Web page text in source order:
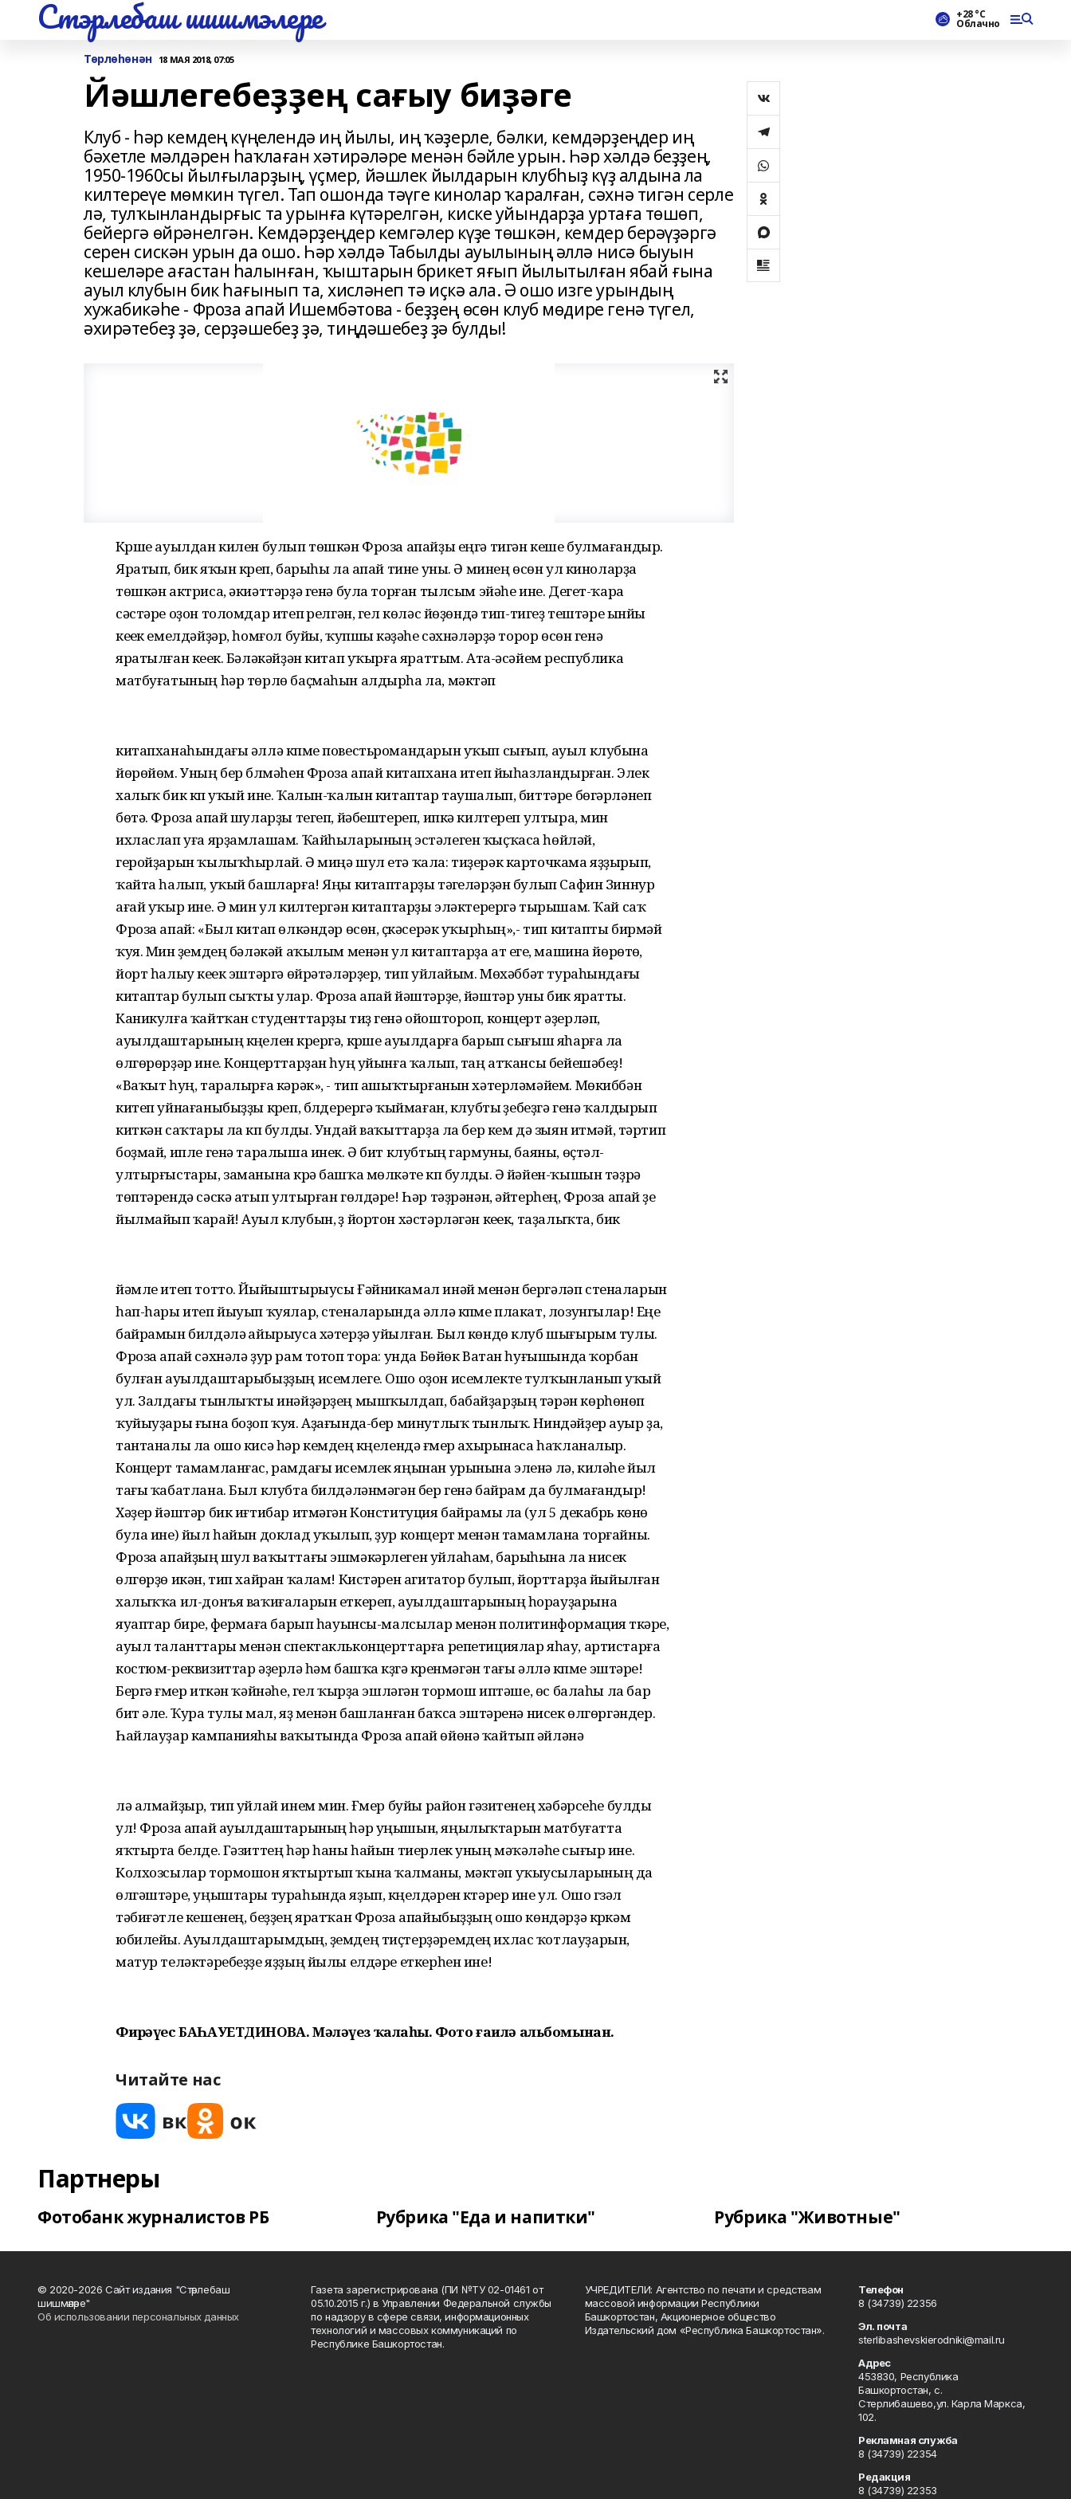
Стэрлебаш шишмэлере +28 °С
Облачно
Төрлөһөнән 18 МАЯ 2018, 07:05
Йәшлегебеҙҙең сағыу биҙәге
Клуб - һәр кемдең күңелендә иң йылы, иң ҡәҙерле, бәлки, кемдәрҙеңдер иң
бәхетле мәлдәрен һаҡлаған хәтирәләре менән бәйле урын. Һәр хәлдә беҙҙең,
1950-1960сы йылғыларҙың, үҫмер, йәшлек йылдарын клубһыҙ күҙ алдына ла
килтереүе мөмкин түгел. Тап ошонда тәүге кинолар ҡаралған, сәхнә тигән серле
лә, тулҡынландырғыс та урынға күтәрелгән, киске уйындарҙа уртаға төшөп,
бейергә өйрәнелгән. Кемдәрҙеңдер кемгәлер күҙе төшкән, кемдер берәүҙәргә
серен сискән урын да ошо. Һәр хәлдә Табылды ауылының әллә нисә быуын
кешеләре ағастан һалынған, ҡыштарын брикет яғып йылытылған ябай ғына
ауыл клубын бик һағынып та, хисләнеп тә иҫкә ала. Ә ошо изге урындың
хужабикәһе - Фроза апай Ишембәтова - беҙҙең өсөн клуб мөдире генә түгел,
әхирәтебеҙ ҙә, серҙәшебеҙ ҙә, тиңдәшебеҙ ҙә булды!
Күрше ауылдан килен булып төшкән Фроза апайҙы еңгә тигән кеше булмағандыр.
Яратып, бик яҡын күреп, барыһы ла апай тине уны. Ә минең өсөн ул киноларҙа
төшкән актриса, әкиәттәрҙә генә була торған тылсым эйәһе ине. Дегет-ҡара
сәстәре оҙон толомдар итеп үрелгән, гел көләс йөҙөндә тип-тигеҙ тештәре ынйы
кеүек емелдәйҙәр, һомғол буйы, ҡупшы кәүҙәһе сәхнәләрҙә торор өсөн генә
яратылған кеүек. Бәләкәйҙән китап уҡырға яраттым. Ата-әсәйем республика
матбуғатының һәр төрлө баҫмаһын алдырһа ла, мәктәп
китапханаһындағы әллә күпме повестьромандарын уҡып сығып, ауыл клубына
йөрөйөм. Уның бер бүлмәһен Фроза апай китапхана итеп йыһазландырған. Элек
халыҡ бик күп уҡый ине. Ҡалын-ҡалын китаптар таушалып, биттәре бөгәрләнеп
бөтә. Фроза апай шуларҙы тегеп, йәбештереп, ипкә килтереп ултыра, мин
ихласлап уға ярҙамлашам. Ҡайһыларының эстәлеген ҡыҫҡаса һөйләй,
геройҙарын ҡылыҡһырлай. Ә миңә шул етә ҡала: тиҙерәк карточкама яҙҙырып,
ҡайта һалып, уҡый башларға! Яңы китаптарҙы тәүгеләрҙән булып Сафин Зиннур
ағай уҡыр ине. Ә мин ул килтергән китаптарҙы эләктерергә тырышам. Ҡай саҡ
Фроза апай: «Был китап өлкәндәр өсөн, үҫкәсерәк уҡырһың»,- тип китапты бирмәй
ҡуя. Мин үҙемдең бәләкәй аҡылым менән ул китаптарҙа ат егеү, машина йөрөтөү,
йорт һалыу кеүек эштәргә өйрәтәләрҙер, тип уйлайым. Мөхәббәт тураһындағы
китаптар булып сыҡты улар. Фроза апай йәштәрҙе, йәштәр уны бик яратты.
Каникулға ҡайтҡан студенттарҙы тиҙ генә ойоштороп, концерт әҙерләп,
ауылдаштарының күңелен күрергә, күрше ауылдарға барып сығыш яһарға ла
өлгөрөрҙәр ине. Концерттарҙан һуң уйынға ҡалып, таң атҡансы бейешәбеҙ!
«Ваҡыт һуң, таралырға кәрәк», - тип ашыҡтырғанын хәтерләмәйем. Мөкиббән
китеп уйнағаныбыҙҙы күреп, бүлдерергә ҡыймаған, клубты үҙебеҙгә генә ҡалдырып
киткән саҡтары ла күп булды. Ундай ваҡыттарҙа ла бер кем дә зыян итмәй, тәртип
боҙмай, ипле генә таралыша инек. Ә бит клубтың гармуны, баяны, өҫтәл-
ултырғыстары, заманына күрә башҡа мөлкәте күп булды. Ә йәйен-ҡышын тәҙрә
төптәрендә сәскә атып ултырған гөлдәре! Һәр тәҙрәнән, әйтерһең, Фроза апай үҙе
йылмайып ҡарай! Ауыл клубын, үҙ йортон хәстәрләгән кеүек, таҙалыҡта, бик
йәмле итеп тотто. Йыйыштырыусы Ғәйникамал инәй менән бергәләп стеналарын
һап-һары итеп йыуып ҡуялар, стеналарында әллә күпме плакат, лозунгылар! Еңеү
байрамын билдәләү айырыуса хәтерҙә уйылған. Был көндө клуб шығырым тулы.
Фроза апай сәхнәлә ҙур рам тотоп тора: унда Бөйөк Ватан һуғышында ҡорбан
булған ауылдаштарыбыҙҙың исемлеге. Ошо оҙон исемлекте тулҡынланып уҡый
ул. Залдағы тынлыҡты инәйҙәрҙең мышҡылдап, бабайҙарҙың тәрән көрһөнөп
ҡуйыуҙары ғына боҙоп ҡуя. Аҙағында-бер минутлыҡ тынлыҡ. Ниндәйҙер ауыр ҙа,
тантаналы ла ошо кисә һәр кемдең күңелендә ғүмер ахырынаса һаҡланалыр.
Концерт тамамланғас, рамдағы исемлек яңынан урынына эленә лә, киләһе йыл
тағы ҡабатлана. Был клубта билдәләнмәгән бер генә байрам да булмағандыр!
Хәҙер йәштәр бик иғтибар итмәгән Конституция байрамы ла (ул 5 декабрь көнө
була ине) йыл һайын доклад уҡылып, ҙур концерт менән тамамлана торғайны.
Фроза апайҙың шул ваҡыттағы эшмәкәрлеген уйлаһам, барыһына ла нисек
өлгөрҙө икән, тип хайран ҡалам! Кистәрен агитатор булып, йорттарҙа йыйылған
халыҡҡа ил-донъя ваҡиғаларын еткереп, ауылдаштарының һорауҙарына
яуаптар биреү, фермаға барып һауынсы-малсылар менән политинформация үткәреү,
ауыл таланттары менән спектакльконцерттарға репетициялар яһау, артистарға
костюм-реквизиттар әҙерләү һәм башҡа күҙгә күренмәгән тағы әллә күпме эштәре!
Бергә ғүмер иткән ҡәйнәһе, гел ҡырҙа эшләгән тормош иптәше, өс балаһы ла бар
бит әле. Ҡура тулы мал, яҙ менән башланған баҡса эштәренә нисек өлгөргәндер.
Һайлауҙар кампанияһы ваҡытында Фроза апай өйөнә ҡайтып әйләнә
лә алмайҙыр, тип уйлай инем мин. Ғүмер буйы район гәзитенең хәбәрсеһе булды
ул! Фроза апай ауылдаштарының һәр уңышын, яңылыҡтарын матбуғатта
яҡтырта белде. Гәзиттең һәр һаны һайын тиерлек уның мәҡәләһе сығыр ине.
Колхозсылар тормошон яҡтыртып ҡына ҡалманы, мәктәп уҡыусыларының да
өлгәштәре, уңыштары тураһында яҙып, күңелдәрен күтәрер ине ул. Ошо гүзәл
тәбиғәтле кешенең, беҙҙең яратҡан Фроза апайыбыҙҙың ошо көндәрҙә күркәм
юбилейы. Ауылдаштарымдың, үҙемдең тиҫтерҙәремдең ихлас ҡотлауҙарын,
матур теләктәребеҙҙе яҙҙың йылы елдәре еткерһен ине!
Фирҙәүес БАҺАУЕТДИНОВА. Мәләүез ҡалаһы. Фото ғаилә альбомынан.
Читайте нас
Партнеры
Фотобанк журналистов РБ Рубрика "Еда и напитки" Рубрика "Животные"
© 2020-2026 Сайт издания "Стәрлебаш
шишмәләре"
Об использовании персональных данных
Газета зарегистрирована (ПИ №ТУ 02-01461 от
05.10.2015 г.) в Управлении Федеральной службы
по надзору в сфере связи, информационных
технологий и массовых коммуникаций по
Республике Башкортостан.
УЧРЕДИТЕЛИ: Агентство по печати и средствам
массовой информации Республики
Башкортостан, Акционерное общество
Издательский дом «Республика Башкортостан».
Телефон
8 (34739) 22356
Эл. почта
sterlibashevskierodniki@mail.ru
Адрес
453830, Республика
Башкортостан, c.
Стерлибашево,ул. Карла Маркса,
102.
Рекламная служба
8 (34739) 22354
Редакция
8 (34739) 22353